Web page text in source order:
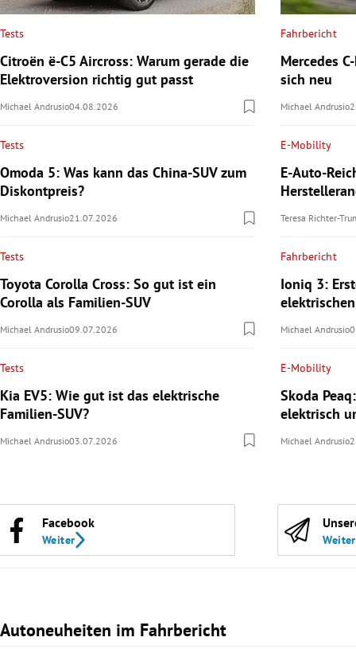
Tests
Citroën ë-C5 Aircross: Warum gerade die
Elektroversion richtig gut passt
Michael Andrusio04.08.2026
Tests
Omoda 5: Was kann das China-SUV zum
Diskontpreis?
Michael Andrusio21.07.2026
Tests
Toyota Corolla Cross: So gut ist ein
Corolla als Familien-SUV
Michael Andrusio09.07.2026
Tests
Kia EV5: Wie gut ist das elektrische
Familien-SUV?
Michael Andrusio03.07.2026
Fahrbericht
Mercedes
sich neu
Michael Andrusio
E-Mobility
E-Auto-
Teresa Richter-
Fahrbericht
Ioniq 3:
Michael Andrusio
E-Mobility
Skoda
elektrisch
Michael Andrusio
Facebook
Weiter Weiter
Autoneuheiten im Fahrbericht
Slide 1 von 3